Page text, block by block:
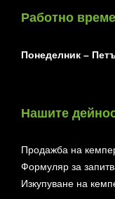
Работно време
Понеделник ⁠–
Нашите
Продажба на
Формуляр за
Изкупуване на